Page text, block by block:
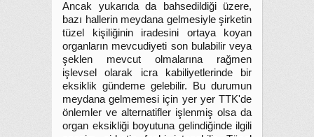
Ancak yukarıda da bahsedildiği üzere,
bazı hallerin meydana gelmesiyle şirketin
tüzel kişiliğinin iradesini ortaya koyan
organların mevcudiyeti son bulabilir veya
şeklen mevcut olmalarına rağmen
işlevsel olarak icra kabiliyetlerinde bir
eksiklik gündeme gelebilir. Bu durumun
meydana gelmemesi için yer yer TTK'de
önlemler ve alternatifler işlenmiş olsa da
organ eksikliği boyutuna gelindiğinde ilgili